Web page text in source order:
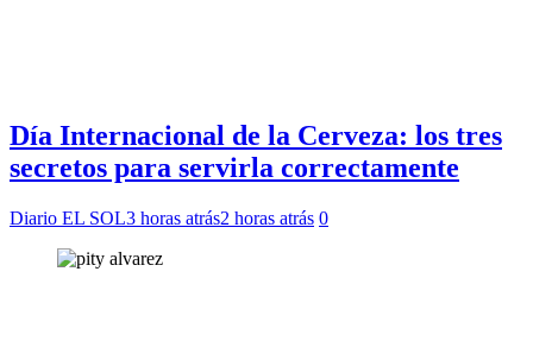
Día Internacional de la Cerveza: los tres
secretos para servirla correctamente
Diario EL SOL3 horas atrás2 horas atrás 0